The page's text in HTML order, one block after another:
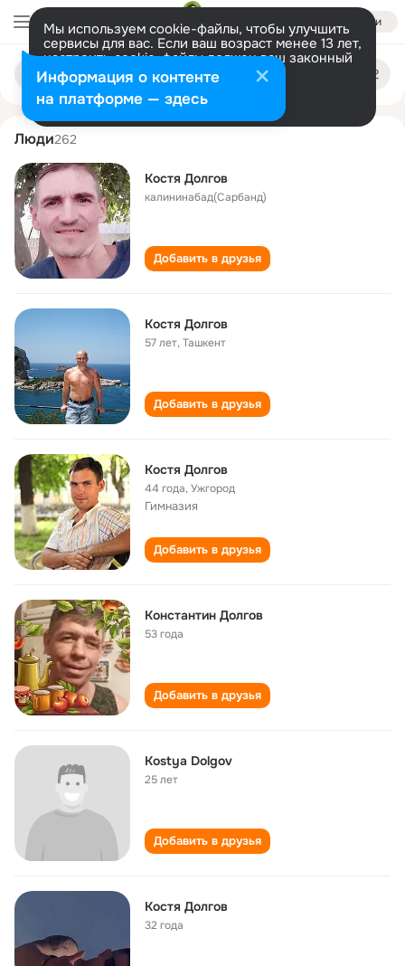
Войти
Мы используем cookie-файлы, чтобы улучшить
сервисы для вас. Если ваш возраст менее 13 лет,
настроить cookie-файлы должен ваш законный
представитель. Больше информации
Разрешить все Настроить
Поиск
людям
kostya dolgov
Люди262
Костя Долгов
калининабад(Сарбанд)
Добавить в друзья
Костя Долгов
57 лет,Ташкент
Добавить в друзья
Костя Долгов
44 года,Ужгород
Гимназия
Добавить в друзья
Константин Долгов
53 года
Добавить в друзья
Kostya Dolgov
25 лет
Добавить в друзья
Костя Долгов
32 года
Информация о контенте
на платформе — здесь